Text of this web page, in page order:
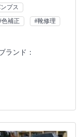
プス
色補正
#靴修理
ランド：